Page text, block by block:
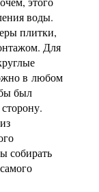
воды.
плитки,
Для
в любом
был
собирать